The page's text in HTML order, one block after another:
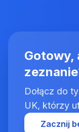
Gotowy,
Dołącz do
UK, którzy
Zacznij